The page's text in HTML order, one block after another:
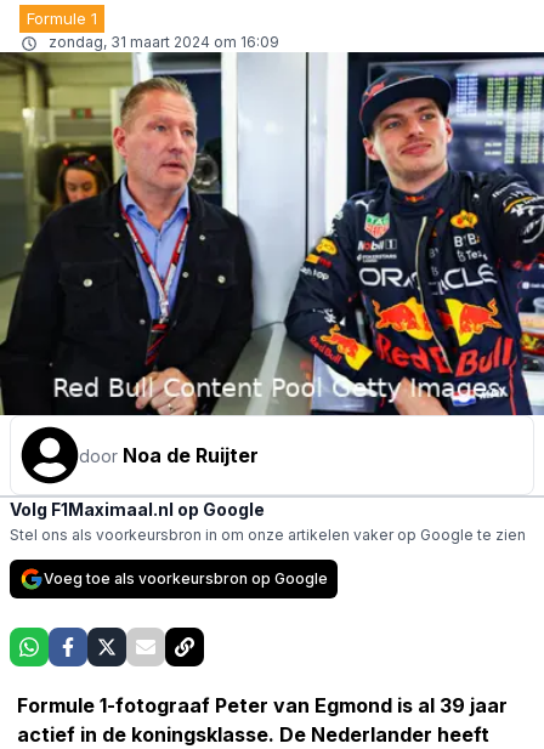
Formule 1
zondag, 31 maart 2024 om 16:09
door Noa de Ruijter
Volg F1Maximaal.nl op Google
Stel ons als voorkeursbron in om onze artikelen vaker op Google te zien
Voeg toe als voorkeursbron op Google
Formule 1-fotograaf Peter van Egmond is al 39 jaar
actief in de koningsklasse. De Nederlander heeft